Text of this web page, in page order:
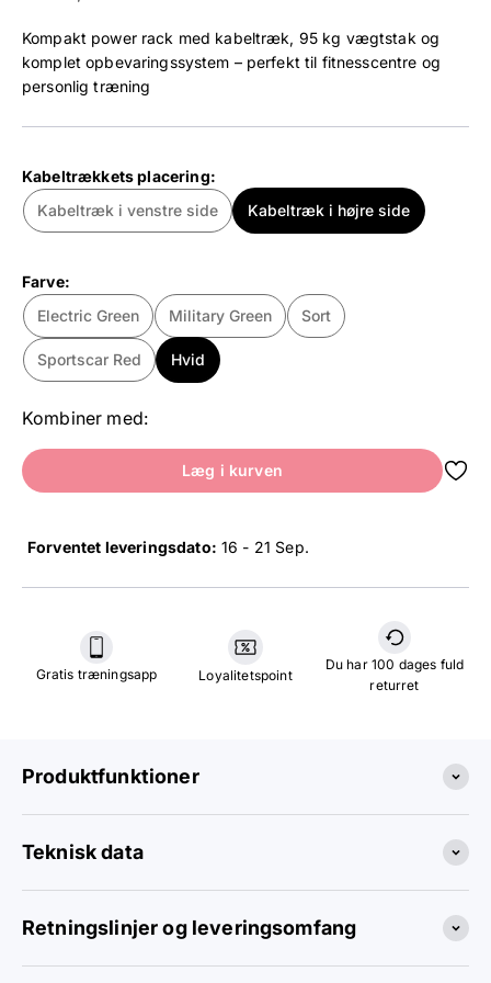
Kompakt power rack med kabeltræk, 95 kg vægtstak og
komplet opbevaringssystem – perfekt til fitnesscentre og
personlig træning
Kabeltrækkets placering:
Kabeltræk i venstre side
Kabeltræk i højre side
Farve:
Electric Green
Military Green Sort
Sportscar Red Hvid
Kombiner med:
Læg i kurven
Forventet leveringsdato: 16 - 21 Sep.
Gratis træningsapp Loyalitetspoint
Du har 100 dages fuld
returret
Produktfunktioner
Teknisk data
Retningslinjer og leveringsomfang